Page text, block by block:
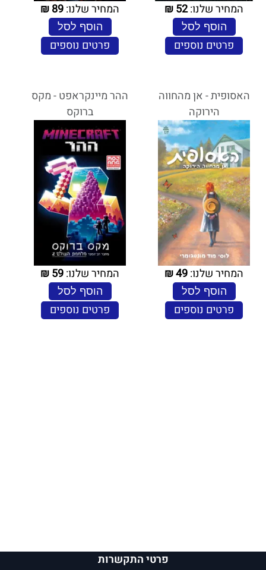
המחיר שלנו:52
₪
הוסף לסל
פרטים נוספים
המחיר שלנו:89
₪
הוסף לסל
פרטים נוספים
האסופית - אן מהחווה
הירוקה
המחיר שלנו:49
₪
הוסף לסל
פרטים נוספים
ההר מיינקראפט - מקס
ברוקס
המחיר שלנו:59
₪
הוסף לסל
פרטים נוספים
פרטי התקשרות